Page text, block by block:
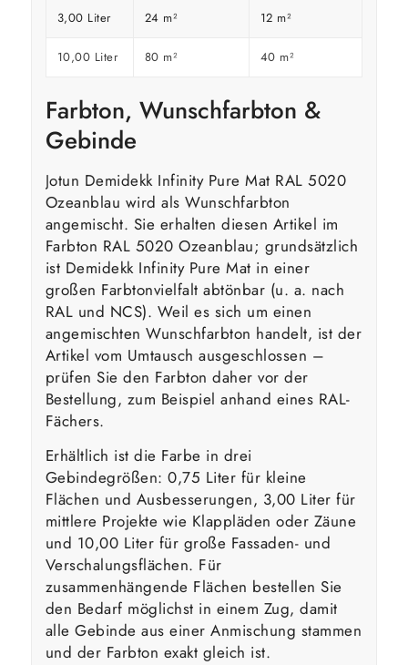
3,00 Liter 24 m² 12 m²
10,00 Liter 80 m² 40 m²
Farbton, Wunschfarbton &
Gebinde
Jotun Demidekk Infinity Pure Mat RAL 5020
Ozeanblau wird als Wunschfarbton
angemischt. Sie erhalten diesen Artikel im
Farbton RAL 5020 Ozeanblau; grundsätzlich
ist Demidekk Infinity Pure Mat in einer
großen Farbtonvielfalt abtönbar (u. a. nach
RAL und NCS). Weil es sich um einen
angemischten Wunschfarbton handelt, ist der
Artikel vom Umtausch ausgeschlossen –
prüfen Sie den Farbton daher vor der
Bestellung, zum Beispiel anhand eines RAL-
Fächers.
Erhältlich ist die Farbe in drei
Gebindegrößen: 0,75 Liter für kleine
Flächen und Ausbesserungen, 3,00 Liter für
mittlere Projekte wie Klappläden oder Zäune
und 10,00 Liter für große Fassaden- und
Verschalungsflächen. Für
zusammenhängende Flächen bestellen Sie
den Bedarf möglichst in einem Zug, damit
alle Gebinde aus einer Anmischung stammen
und der Farbton exakt gleich ist.